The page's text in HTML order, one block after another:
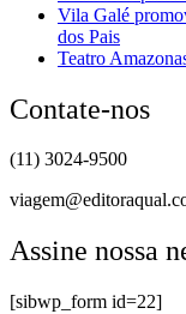
Vila Galé
dos Pais
Teatro
Contate-nos
(11) 3024-9500
Assine nossa
[sibwp_form id=22]